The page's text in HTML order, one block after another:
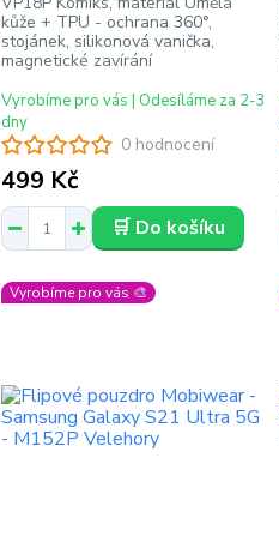
0 hodnocení
kůže + TPU - ochrana 360°,
stojánek, silikonová vanička,
magnetické zavírání
499 Kč
Vyrobíme pro vás | Odesíláme za 2-3
dny
🛒 Do košíku
Vyrobíme pro vás 🎨